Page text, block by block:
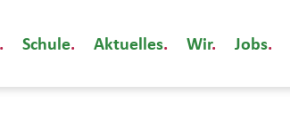
Schule Aktuelles Wir Jobs